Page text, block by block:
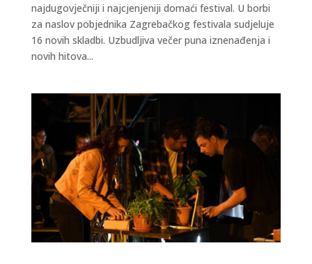
najdugovječniji i najcjenjeniji domaći festival. U borbi
za naslov pobjednika Zagrebačkog festivala sudjeluje
16 novih skladbi. Uzbudljiva večer puna iznenađenja i
novih hitova...